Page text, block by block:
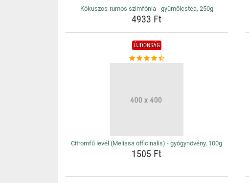
Kókuszos-rumos szimfónia - gyümölcstea, 250g
4933 Ft
ÚJDONSÁG
Citromfű levél (Melissa officinalis) - gyógynövény, 100g
1505 Ft